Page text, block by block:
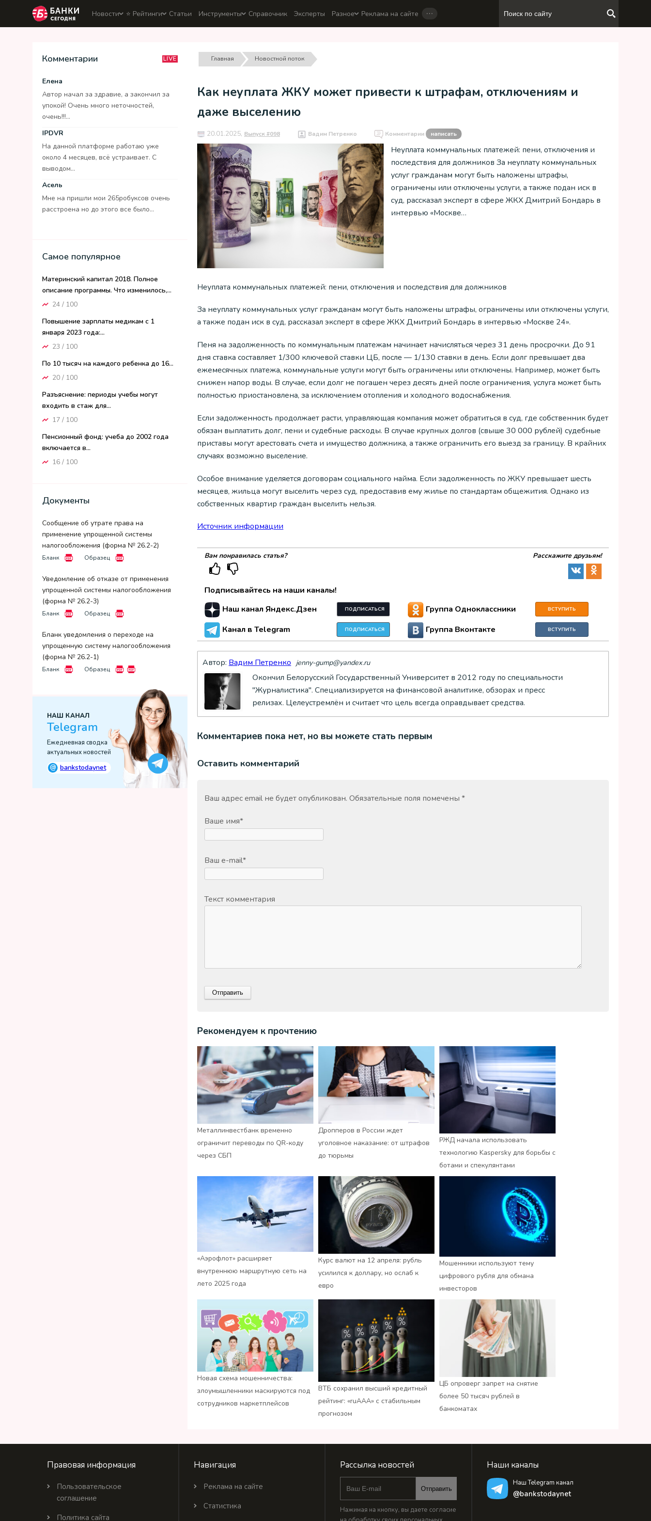
Новости ⭐️ Рейтинги Статьи Инструменты Справочник Эксперты Разное Реклама на сайте …
Комментарии LIVE
Елена
Автор начал за здравие, а закончил за
упокой! Очень много неточностей,
очень!!!...
IPDVR
На данной платформе работаю уже
около 4 месяцев, всё устраивает. С
выводом...
Асель
Мне на пришли мои 265робуксов очень
расстроена но до этого все было...
Самое популярное
Материнский капитал 2018. Полное
описание программы. Что изменилось,...
24 / 100
Повышение зарплаты медикам с 1
января 2023 года:...
23 / 100
По 10 тысяч на каждого ребенка до 16...
20 / 100
Разъяснение: периоды учебы могут
входить в стаж для...
17 / 100
Пенсионный фонд: учеба до 2002 года
включается в...
16 / 100
Документы
Сообщение об утрате права на
применение упрощенной системы
налогообложения (форма № 26.2-2)
Бланк Образец
Уведомление об отказе от применения
упрощенной системы налогообложения
(форма № 26.2-3)
Бланк Образец
Бланк уведомления о переходе на
упрощенную систему налогообложения
(форма № 26.2-1)
Бланк Образец
НАШ КАНАЛ
Telegram
Ежедневная сводка
актуальных новостей
@ bankstodaynet
Главная Новостной поток
Как неуплата ЖКУ может привести к штрафам, отключениям и
даже выселению
20.01.2025, Выпуск #098 Вадим Петренко Комментарии написать
Неуплата коммунальных платежей: пени, отключения и
последствия для должников За неуплату коммунальных
услуг гражданам могут быть наложены штрафы,
ограничены или отключены услуги, а также подан иск в
суд, рассказал эксперт в сфере ЖКХ Дмитрий Бондарь в
интервью «Москве…
Неуплата коммунальных платежей: пени, отключения и последствия для должников
За неуплату коммунальных услуг гражданам могут быть наложены штрафы, ограничены или отключены услуги,
а также подан иск в суд, рассказал эксперт в сфере ЖКХ Дмитрий Бондарь в интервью «Москве 24».
Пеня на задолженность по коммунальным платежам начинает начисляться через 31 день просрочки. До 91
дня ставка составляет 1/300 ключевой ставки ЦБ, после — 1/130 ставки в день. Если долг превышает два
ежемесячных платежа, коммунальные услуги могут быть ограничены или отключены. Например, может быть
снижен напор воды. В случае, если долг не погашен через десять дней после ограничения, услуга может быть
полностью приостановлена, за исключением отопления и холодного водоснабжения.
Если задолженность продолжает расти, управляющая компания может обратиться в суд, где собственник будет
обязан выплатить долг, пени и судебные расходы. В случае крупных долгов (свыше 30 000 рублей) судебные
приставы могут арестовать счета и имущество должника, а также ограничить его выезд за границу. В крайних
случаях возможно выселение.
Особое внимание уделяется договорам социального найма. Если задолженность по ЖКУ превышает шесть
месяцев, жильца могут выселить через суд, предоставив ему жилье по стандартам общежития. Однако из
собственных квартир граждан выселить нельзя.
Источник информации
Вам понравилась статья? Расскажите друзьям!
Подписывайтесь на наши каналы!
Наш канал Яндекс.Дзен
ПОДПИСАТЬСЯ
Канал в Telegram ПОДПИСАТЬСЯ
Группа Одноклассники ВСТУПИТЬ
Группа Вконтакте ВСТУПИТЬ
Автор: Вадим Петренко jenny-gump@yandex.ru
Окончил Белорусский Государственный Университет в 2012 году по специальности
"Журналистика". Специализируется на финансовой аналитике, обзорах и пресс
релизах. Целеустремлён и считает что цель всегда оправдывает средства.
Комментариев пока нет, но вы можете стать первым
Оставить комментарий
Ваш адрес email не будет опубликован. Обязательные поля помечены *
Ваше имя*
Ваш e-mail*
Текст комментария
Рекомендуем к прочтению
Металлинвестбанк временно
ограничит переводы по QR-коду
через СБП
Дропперов в России ждет
уголовное наказание: от штрафов
до тюрьмы
РЖД начала использовать
технологию Kaspersky для борьбы с
ботами и спекулянтами
«Аэрофлот» расширяет
внутреннюю маршрутную сеть на
лето 2025 года
Курс валют на 12 апреля: рубль
усилился к доллару, но ослаб к
евро
Мошенники используют тему
цифрового рубля для обмана
инвесторов
Новая схема мошенничества:
злоумышленники маскируются под
сотрудников маркетплейсов
ВТБ сохранил высший кредитный
рейтинг: «ruАAA» с стабильным
прогнозом
ЦБ опроверг запрет на снятие
более 50 тысяч рублей в
банкоматах
Правовая информация
Пользовательское
соглашение
Политика сайта
Навигация
Реклама на сайте
Статистика
Рассылка новостей
Отправить
Нажимая на кнопку, вы даете согласие
Наши каналы
Наш Telegram канал
@bankstodaynet